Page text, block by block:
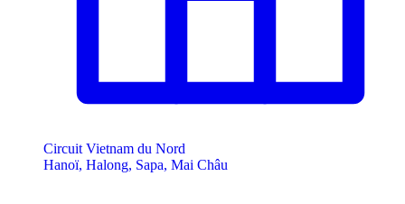
Circuit Vietnam du Nord
Hanoï, Halong, Sapa, Mai Châu